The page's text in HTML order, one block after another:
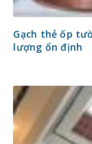
Gạch thẻ ốp
lượng ổn định